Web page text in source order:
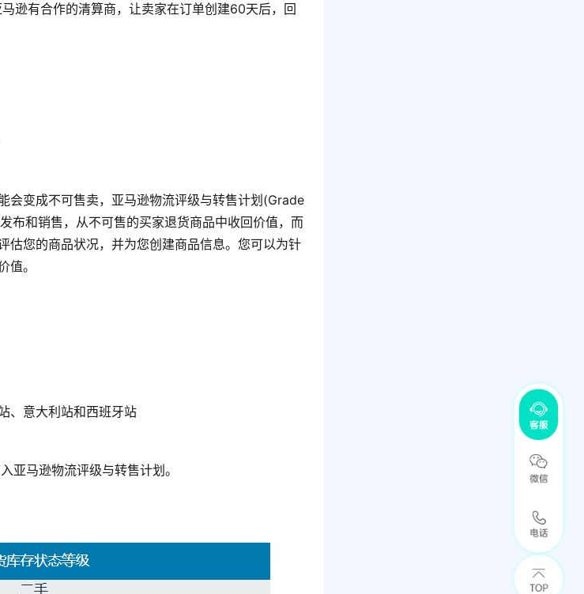
逊有合作的清算商，让卖家在订单创建60天后，回
会变成不可售卖，亚马逊物流评级与转售计划(Grade
布和销售，从不可售的买家退货商品中收回价值，而
估您的商品状况，并为您创建商品信息。您可以为针
值。
、意大利站和西班牙站
亚马逊物流评级与转售计划。